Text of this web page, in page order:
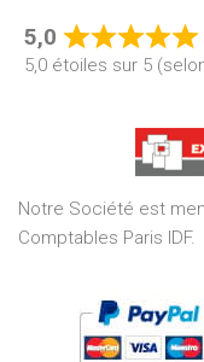
5,0
Rated
of
5
5,0 étoiles sur 5
Notre Société est
Comptables Paris IDF.